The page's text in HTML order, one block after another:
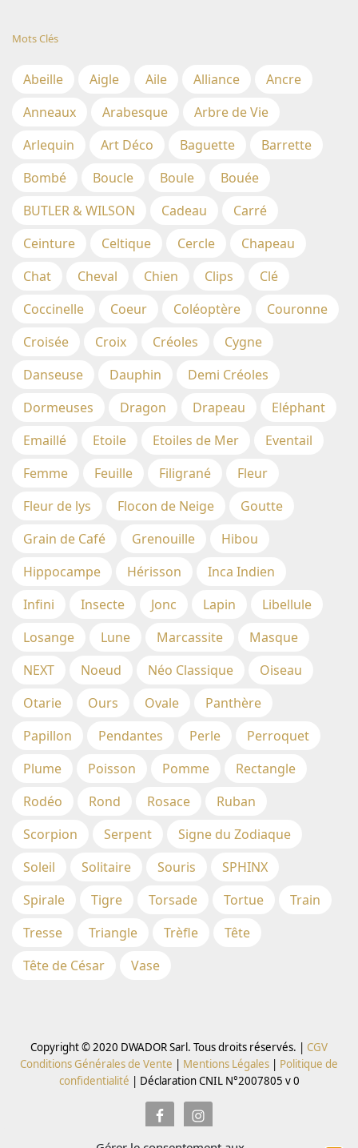
Mots Clés
Abeille Aigle Aile Alliance
Ancre
Anneaux
Arabesque
Arbre de Vie
Arlequin
Art Déco Baguette
Barrette
Bombé
Boucle Boule
Bouée
BUTLER & WILSON
Cadeau
Carré
Ceinture
Celtique Cercle
Chapeau
Chat
Cheval Chien Clips
Clé
Coccinelle
Coeur Coléoptère
Couronne
Croisée
Croix Créoles
Cygne
Danseuse
Dauphin
Demi Créoles
Dormeuses
Dragon Drapeau
Eléphant
Emaillé
Etoile Etoiles de Mer
Eventail
Femme
Feuille Filigrané
Fleur
Fleur de lys
Flocon de Neige
Goutte
Grain de Café
Grenouille
Hibou
Hippocampe
Hérisson
Inca Indien
Infini
Insecte Jonc Lapin
Libellule
Losange
Lune Marcassite
Masque
NEXT
Noeud Néo Classique
Oiseau
Otarie
Ours Ovale
Panthère
Papillon
Pendantes Perle
Perroquet
Plume
Poisson Pomme
Rectangle
Rodéo
Rond Rosace
Ruban
Scorpion
Serpent
Signe du Zodiaque
Soleil
Solitaire Souris
SPHINX
Spirale
Tigre Torsade Tortue
Train
Tresse
Triangle Trèfle
Tête
Tête de César
Vase
Copyright © 2020 DWADOR Sarl. Tous droits réservés. | CGV
Conditions Générales de Vente | Mentions Légales | Politique de
confidentialité | Déclaration CNIL N°2007805 v 0